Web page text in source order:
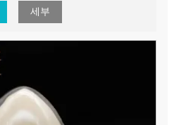
세부